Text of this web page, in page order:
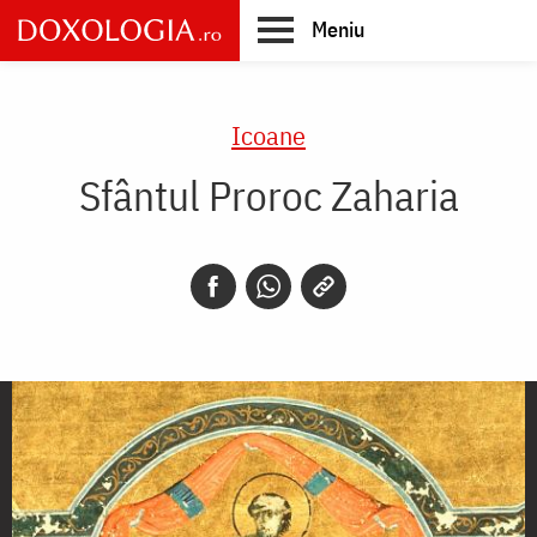
Skip
to
main
Meniu
Icoane
Sfântul Proroc Zaharia